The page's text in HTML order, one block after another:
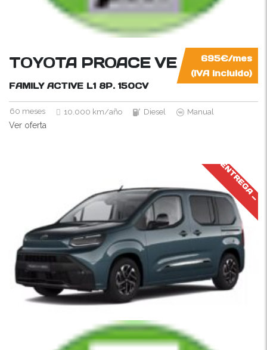
695€/mes
(IVA incluido)
TOYOTA PROACE VERSO
FAMILY ACTIVE L1 8P. 150CV
60 meses 10.000 km/año Diesel Manual
Ver oferta
J